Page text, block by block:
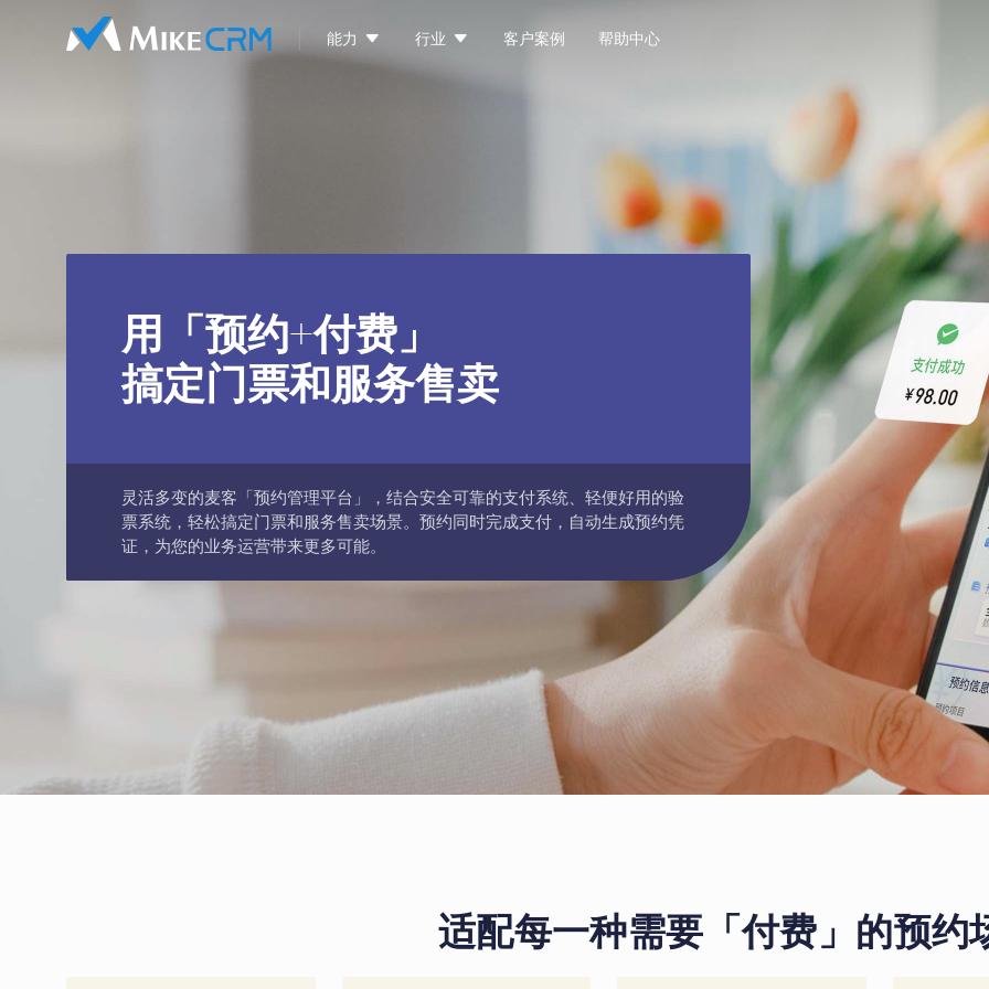
能力  行业  客户案例 帮助中心
用「预约+付费」
搞定门票和服务售卖
灵活多变的麦客「预约管理平台」，结合安全可靠的支付系统、轻便好用的验
票系统，轻松搞定门票和服务售卖场景。预约同时完成支付，自动生成预约凭
证，为您的业务运营带来更多可能。
适配每一种需要「付费」的预约